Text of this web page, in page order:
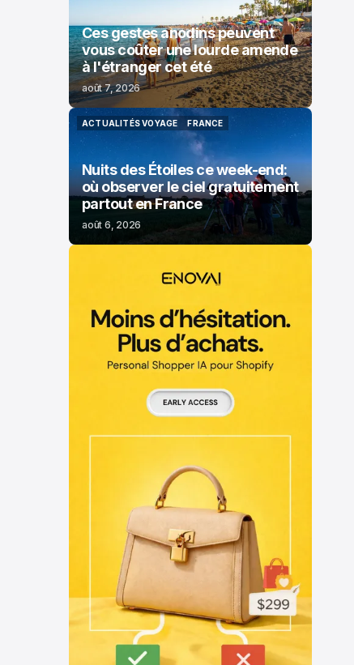
Ces gestes anodins peuvent
vous coûter une lourde amende
à l'étranger cet été
août 7, 2026
ACTUALITÉS VOYAGE
ACTUALITÉS VOYAGE
FRANCE
FRANCE
Nuits des Étoiles ce week-end:
où observer le ciel gratuitement
partout en France
août 6, 2026